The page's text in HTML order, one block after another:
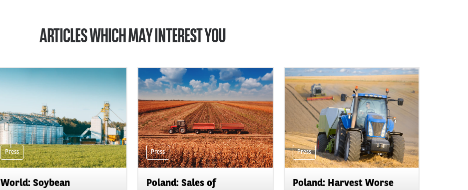
ARTICLES WHICH MAY INTEREST YOU
Press
World: Soybean
Press
Poland: Sales of
Press
Poland: Harvest Worse